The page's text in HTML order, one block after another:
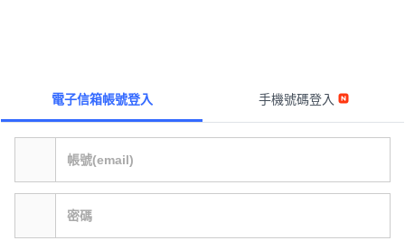
電子信箱帳號登入 手機號碼登入